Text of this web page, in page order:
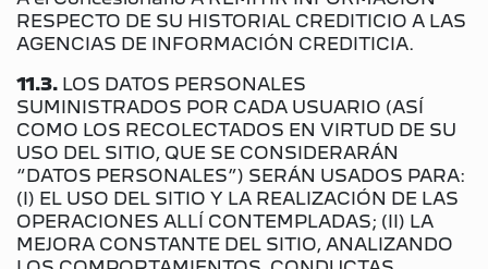
RESPECTO DE SU HISTORIAL CREDITICIO A LAS
AGENCIAS DE INFORMACIÓN CREDITICIA.
11.3. LOS DATOS PERSONALES
SUMINISTRADOS POR CADA USUARIO (ASÍ
COMO LOS RECOLECTADOS EN VIRTUD DE SU
USO DEL SITIO, QUE SE CONSIDERARÁN
“DATOS PERSONALES”) SERÁN USADOS PARA:
(I) EL USO DEL SITIO Y LA REALIZACIÓN DE LAS
OPERACIONES ALLÍ CONTEMPLADAS; (II) LA
MEJORA CONSTANTE DEL SITIO, ANALIZANDO